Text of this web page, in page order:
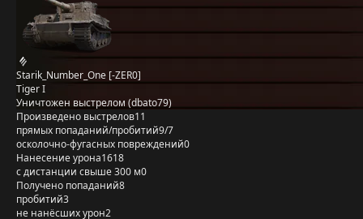
Starik_Number_One [-ZER0]
Tiger I
Уничтожен выстрелом (dbato79)
Произведено выстрелов11
прямых попаданий/пробитий9/7
осколочно-фугасных повреждений0
Нанесение урона1618
с дистанции свыше 300 м0
Получено попаданий8
пробитий3
не нанёсших урон2